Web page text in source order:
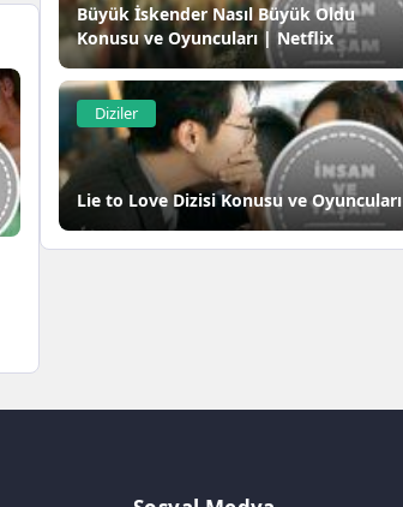
Büyük İskender Nasıl Büyük Oldu
Konusu ve Oyuncuları | Netflix
Diziler
Lie to Love Dizisi Konusu ve Oyuncuları